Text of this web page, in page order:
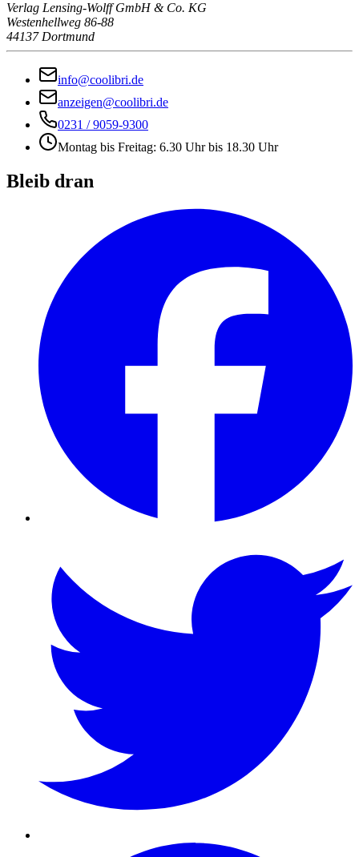
Verlag Lensing-Wolff GmbH & Co. KG
Westenhellweg 86-88
44137 Dortmund
info@coolibri.de
anzeigen@coolibri.de
0231 / 9059-9300
Montag bis Freitag: 6.30 Uhr bis 18.30 Uhr
Bleib dran